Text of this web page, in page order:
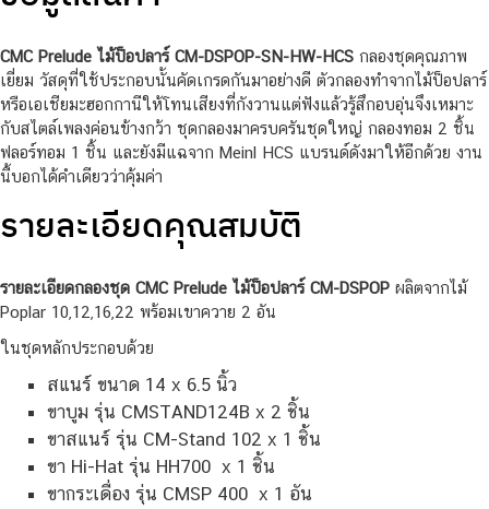
CMC Prelude ไม้ป็อปลาร์ CM-DSPOP-SN-HW-HCS กลองชุดคุณภาพ
เยี่ยม วัสดุที่ใช้ประกอบนั้นคัดเกรดกันมาอย่างดี ตัวกลองทำจากไม้ป็อปลาร์
หรือเอเชียมะฮอกกานีให้โทนเสียงที่กังวานแต่ฟังแล้วรู้สึกอบอุ่นจึงเหมาะ
กับสไตล์เพลงค่อนข้างกว้า ชุดกลองมาครบครันชุดใหญ่ กลองทอม 2 ชิ้น
ฟลอร์ทอม 1 ชิ้น และยังมีแฉจาก Meinl HCS แบรนด์ดังมาให้อีกด้วย งาน
นี้บอกได้คำเดียวว่าคุ้มค่า
รายละเอียดคุณสมบัติ
รายละเอียดกลองชุด CMC Prelude ไม้ป็อปลาร์ CM-DSPOP ผลิตจากไม้
Poplar 10,12,16,22 พร้อมเขาควาย 2 อัน
ในชุดหลักประกอบด้วย
สแนร์ ขนาด 14 x 6.5 นิ้ว
ขาบูม รุ่น CMSTAND124B x 2 ชิ้น
ขาสแนร์ รุ่น CM-Stand 102 x 1 ชิ้น
ขา Hi-Hat รุ่น HH700 x 1 ชิ้น
ขากระเดื่อง รุ่น CMSP 400 x 1 อัน